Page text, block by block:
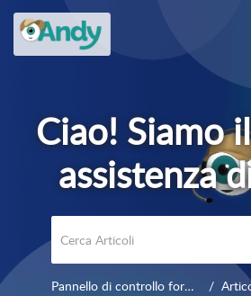
Pannello di controllo formazione e uso quotidiano